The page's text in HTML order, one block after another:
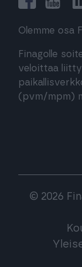
Olemme osa
Finagolle
veloittaa
(pvm/mpm)
© 2026